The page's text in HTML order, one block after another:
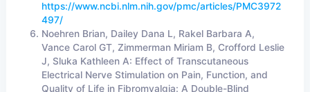
https://www.ncbi.nlm.nih.gov/pmc/articles/PMC3972
497/
Noehren Brian, Dailey Dana L, Rakel Barbara A,
Vance Carol GT, Zimmerman Miriam B, Crofford Leslie
J, Sluka Kathleen A: Effect of Transcutaneous
Electrical Nerve Stimulation on Pain, Function, and
Quality of Life in Fibromyalgia: A Double-Blind